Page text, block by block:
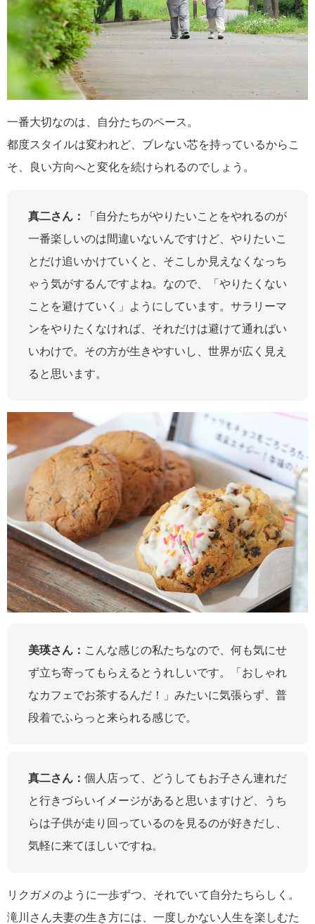
一番大切なのは、自分たちのペース。
都度スタイルは変われど、ブレない芯を持っているからこ
そ、良い方向へと変化を続けられるのでしょう。
真二さん：
「自分たちがやりたいことをやれるのが
一番楽しいのは間違いないんですけど、やりたいこ
とだけ追いかけていくと、そこしか見えなくなっち
ゃう気がするんですよね。なので、「やりたくない
ことを避けていく」ようにしています。サラリーマ
ンをやりたくなければ、それだけは避けて通ればい
いわけで。その方が生きやすいし、世界が広く見え
ると思います。
美瑛さん： こんな感じの私たちなので、何も気にせ
ず立ち寄ってもらえるとうれしいです。「おしゃれ
なカフェでお茶するんだ！」みたいに気張らず、普
段着でふらっと来られる感じで。
真二さん： 個人店って、どうしてもお子さん連れだ
と行きづらいイメージがあると思いますけど、うち
らは子供が走り回っているのを見るのが好きだし、
気軽に来てほしいですね。
リクガメのように一歩ずつ、それでいて自分たちらしく。
滝川さん夫妻の生き方には、一度しかない人生を楽しむた